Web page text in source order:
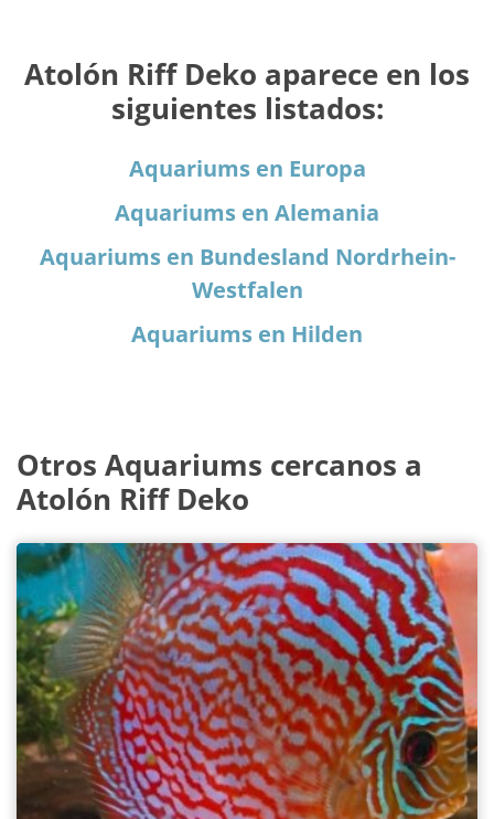
Atolón Riff Deko aparece en los
siguientes listados:
Aquariums en Europa
Aquariums en Alemania
Aquariums en Bundesland Nordrhein-
Westfalen
Aquariums en Hilden
Otros Aquariums cercanos a
Atolón Riff Deko